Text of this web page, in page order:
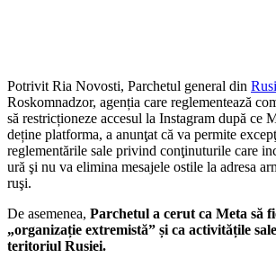
Potrivit Ria Novosti, Parchetul general din
Roskomnadzor, agenția care reglementează
să restricționeze accesul la Instagram după ce
deține platforma, a anunţat că va permite
reglementările sale privind conţinuturile care
ură şi nu va elimina mesajele ostile la adresa
ruşi.
De asemenea, Parchetul a cerut ca Meta să
„organizație extremistă” și ca activitățile
teritoriul Rusiei.